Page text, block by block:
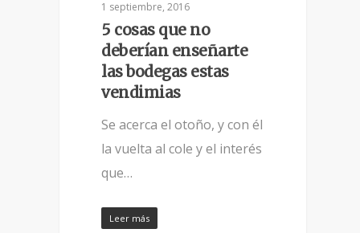
1 septiembre, 2016
5 cosas que no
deberían enseñarte
las bodegas estas
vendimias
Se acerca el otoño, y con él
la vuelta al cole y el interés
que…
Leer más